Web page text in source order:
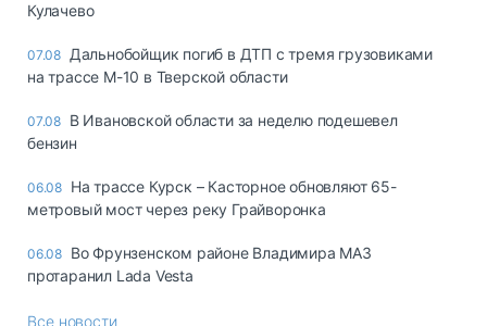
Кулачево
07.08 Дальнобойщик погиб в ДТП с тремя грузовиками
на трассе М-10 в Тверской области
07.08 В Ивановской области за неделю подешевел
бензин
06.08 На трассе Курск – Касторное обновляют 65-
метровый мост через реку Грайворонка
06.08 Во Фрунзенском районе Владимира МАЗ
протаранил Lada Vesta
Все новости